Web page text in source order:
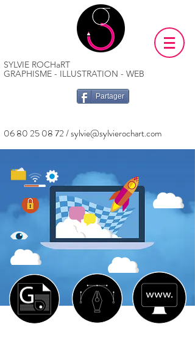
SYLVIE ROCHaRT
GRAPHISME - ILLUSTRATION - WEB
Partager
06 80 25 08 72/sylvie@sylvierochart.com